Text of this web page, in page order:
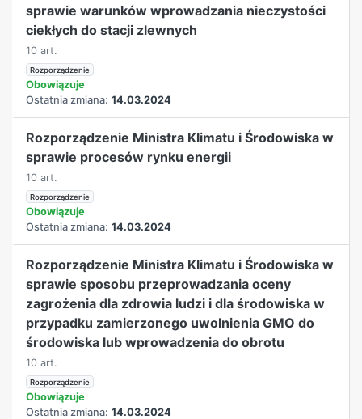
sprawie warunków wprowadzania nieczystości
ciekłych do stacji zlewnych
10 art.
Rozporządzenie
Obowiązuje
Ostatnia zmiana: 14.03.2024
Rozporządzenie Ministra Klimatu i Środowiska w
sprawie procesów rynku energii
10 art.
Rozporządzenie
Obowiązuje
Ostatnia zmiana: 14.03.2024
Rozporządzenie Ministra Klimatu i Środowiska w
sprawie sposobu przeprowadzania oceny
zagrożenia dla zdrowia ludzi i dla środowiska w
przypadku zamierzonego uwolnienia GMO do
środowiska lub wprowadzenia do obrotu
10 art.
Rozporządzenie
Obowiązuje
Ostatnia zmiana: 14.03.2024